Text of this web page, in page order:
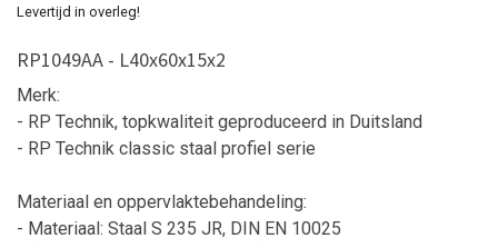
Levertijd in overleg!
RP1049AA - L40x60x15x2
Merk:
- RP Technik, topkwaliteit geproduceerd in Duitsland
- RP Technik classic staal profiel serie
Materiaal en oppervlaktebehandeling:
- Materiaal: Staal S 235 JR, DIN EN 10025